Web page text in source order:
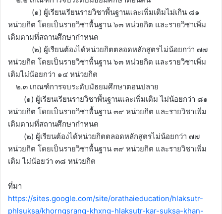
(๑) ผู้เรียนเรียนรายวิชาพื้นฐานและเพิ่มเติมไม่เกิน ๘๑
หน่วยกิต โดยเป็นรายวิชาพื้นฐาน ๖๓ หน่วยกิต และรายวิชาเพิ่ม
เติมตามที่สถานศึกษากำหนด
(๒) ผู้เรียนต้องได้หน่วยกิตตลอดหลักสูตรไม่น้อยกว่า ๗๗
หน่วยกิต โดยเป็นรายวิชาพื้นฐาน ๖๓ หน่วยกิต และรายวิชาเพิ่ม
เติมไม่น้อยกว่า ๑๔ หน่วยกิต
๒.๓ เกณฑ์การจบระดับมัธยมศึกษาตอนปลาย
(๑) ผู้เรียนเรียนรายวิชาพื้นฐานและเพิ่มเติม ไม่น้อยกว่า ๘๑
หน่วยกิต โดยเป็นรายวิชาพื้นฐาน ๓๙ หน่วยกิต และรายวิชาเพิ่ม
เติมตามที่สถานศึกษากำหนด
(๒) ผู้เรียนต้องได้หน่วยกิตตลอดหลักสูตรไม่น้อยกว่า ๗๗
หน่วยกิต โดยเป็นรายวิชาพื้นฐาน ๓๙ หน่วยกิต และรายวิชาเพิ่ม
เติม ไม่น้อยว่า ๓๘ หน่วยกิต
ที่มา
https://sites.google.com/site/orathaieducation/hlaksutr-
phlsuksa/khorngsrang-khxng-hlaksutr-kar-suksa-khan-